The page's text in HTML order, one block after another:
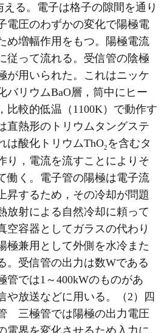
える。電子は格子の隙間を通り
電圧のわずかの変化で陽極電
め増幅作用をもつ。陽極電流
従って流れる。受信管の陰極
が用いられた。これはニッケ
バリウムBaO層，筒中にヒー
比較的低温（1100K）で動作す
直熱形のトリウムタングステ
は酸化トリウムThO2 を含むタ
り，電流を流すことによりそ
働く。電子管の陽極は電子流
昇するため，その冷却が問題
放射による自然冷却に頼って
空容器としてガラスの代わり
極兼用として外側を水冷また
。受信管の出力は数Wである
管では1～400kWのものがあ
や放送などに用いる。（2）四
三極管では陽極の出力電圧